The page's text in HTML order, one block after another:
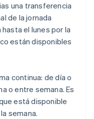
una transferencia
de la jornada
el lunes por la
están disponibles
continua: de día o
o entre semana. Es
está disponible
semana.